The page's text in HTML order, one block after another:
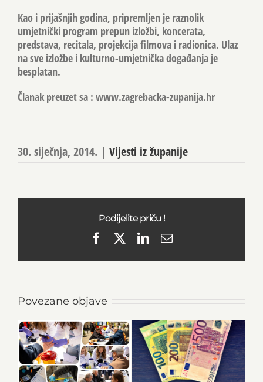
Kao i prijašnjih godina, pripremljen je raznolik
umjetnički program prepun izložbi, koncerata,
predstava, recitala, projekcija filmova i radionica. Ulaz
na sve izložbe i kulturno-umjetnička događanja je
besplatan.
Članak preuzet sa : www.zagrebacka-zupanija.hr
30. siječnja, 2014. | Vijesti iz županije
Podijelite priču !
FacebookLinkedIn
Email
Povezane objave